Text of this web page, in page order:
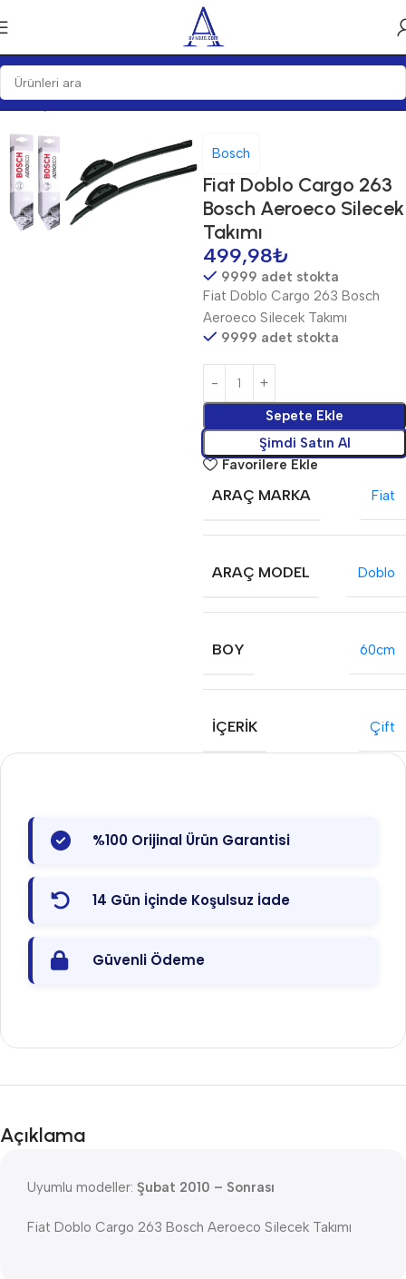
Ana Sayfa Silecekler Silecek Setleri
Bosch
Fiat Doblo Cargo 263
Bosch Aeroeco Silecek
Takımı
499,98₺
9999 adet stokta
Fiat Doblo Cargo 263 Bosch
Aeroeco Silecek Takımı
9999 adet stokta
Sepete Ekle
Şimdi Satın Al
Favorilere Ekle
ARAÇ MARKA Fiat
ARAÇ MODEL Doblo
BOY 60cm
İÇERIK Çift
%100 Orijinal Ürün Garantisi
14 Gün İçinde Koşulsuz İade
Güvenli Ödeme
Açıklama
Uyumlu modeller: Şubat 2010 – Sonrası
Fiat Doblo Cargo 263 Bosch Aeroeco Silecek Takımı